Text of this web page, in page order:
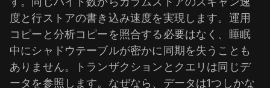
度と行ストアの書き込み速度を実現します。運用
コピーと分析コピーを照合する必要はなく、睡眠
中にシャドウテーブルが密かに同期を失うことも
ありません。トランザクションとクエリは同じデ
ータを参照します。なぜなら、データは1つしかな